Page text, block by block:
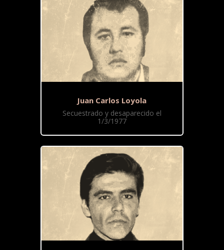
Juan Carlos Loyola
Secuestrado y desaparecido el
1/3/1977